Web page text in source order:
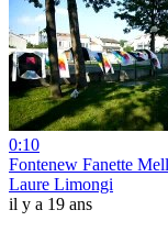
0:10
Fontenew Fanette
Laure Limongi
il y a 19 ans